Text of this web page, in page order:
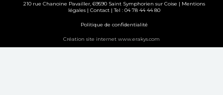
210 rue Chanoine Pavailler, 69590 Saint Symphorien sur Coise | Mentions
légales| Contact| Tel : 04 78 44 44 80
Politique de confidentialité
Création site internet www.erakys.com